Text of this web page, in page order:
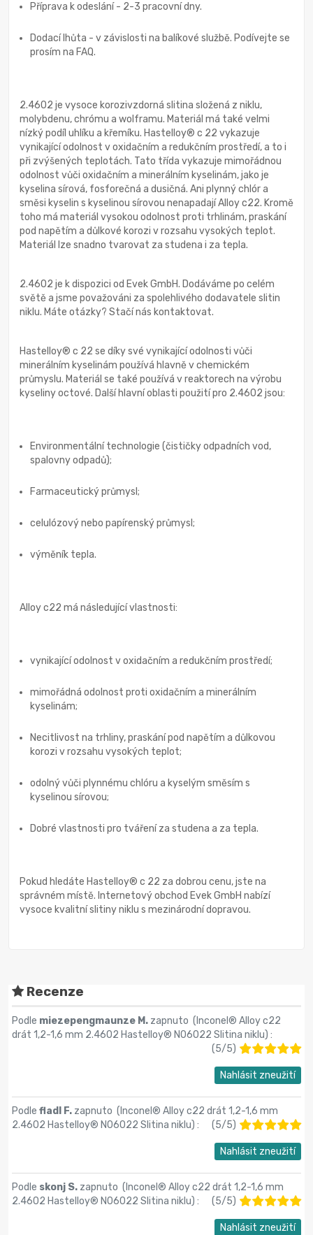
Příprava k odeslání - 2-3 pracovní dny.
Dodací lhůta - v závislosti na balíkové službě. Podívejte se
prosím na FAQ.
2.4602 je vysoce korozivzdorná slitina složená z niklu,
molybdenu, chrómu a wolframu. Materiál má také velmi
nízký podíl uhlíku a křemíku. Hastelloy® c 22 vykazuje
vynikající odolnost v oxidačním a redukčním prostředí, a to i
při zvýšených teplotách. Tato třída vykazuje mimořádnou
odolnost vůči oxidačním a minerálním kyselinám, jako je
kyselina sírová, fosforečná a dusičná. Ani plynný chlór a
směsi kyselin s kyselinou sírovou nenapadají Alloy c22. Kromě
toho má materiál vysokou odolnost proti trhlinám, praskání
pod napětím a důlkové korozi v rozsahu vysokých teplot.
Materiál lze snadno tvarovat za studena i za tepla.
2.4602 je k dispozici od Evek GmbH. Dodáváme po celém
světě a jsme považováni za spolehlivého dodavatele slitin
niklu. Máte otázky? Stačí nás kontaktovat.
Hastelloy® c 22 se díky své vynikající odolnosti vůči
minerálním kyselinám používá hlavně v chemickém
průmyslu. Materiál se také používá v reaktorech na výrobu
kyseliny octové. Další hlavní oblasti použití pro 2.4602 jsou:
Environmentální technologie (čističky odpadních vod,
spalovny odpadů);
Farmaceutický průmysl;
celulózový nebo papírenský průmysl;
výměník tepla.
Alloy c22 má následující vlastnosti:
vynikající odolnost v oxidačním a redukčním prostředí;
mimořádná odolnost proti oxidačním a minerálním
kyselinám;
Necitlivost na trhliny, praskání pod napětím a důlkovou
korozi v rozsahu vysokých teplot;
odolný vůči plynnému chlóru a kyselým směsím s
kyselinou sírovou;
Dobré vlastnosti pro tváření za studena a za tepla.
Pokud hledáte Hastelloy® c 22 za dobrou cenu, jste na
správném místě. Internetový obchod Evek GmbH nabízí
vysoce kvalitní slitiny niklu s mezinárodní dopravou.
Recenze
Podle miezepengmaunze M. zapnuto (Inconel® Alloy c22
drát 1,2-1,6 mm 2.4602 Hastelloy® N06022 Slitina niklu) :
(5/5)
Nahlásit zneužití
Podle fladl F. zapnuto (Inconel® Alloy c22 drát 1,2-1,6 mm
2.4602 Hastelloy® N06022 Slitina niklu) : (5/5)
Nahlásit zneužití
Podle skonj S. zapnuto (Inconel® Alloy c22 drát 1,2-1,6 mm
2.4602 Hastelloy® N06022 Slitina niklu) : (5/5)
Nahlásit zneužití